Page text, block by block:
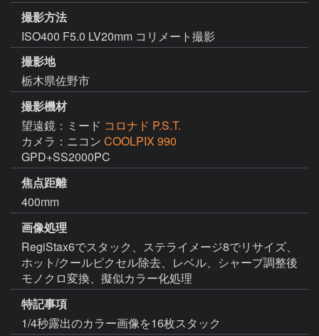
撮影方法
ISO400 F5.0 LV20mm コリメート撮影
撮影地
栃木県佐野市
撮影機材
望遠鏡：ミード コロナド P.S.T.
カメラ：ニコン COOLPIX 990
GPD+SS2000PC
焦点距離
400mm
画像処理
RegiStax6でスタック、ステライメージ8でリサイズ、
ホット/クールピクセル除去、レベル、シャープ調整後
モノクロ変換、擬似カラー化処理
特記事項
1/4秒露出のカラー画像を16枚スタック